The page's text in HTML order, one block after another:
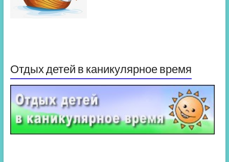
Отдых детей в каникулярное время